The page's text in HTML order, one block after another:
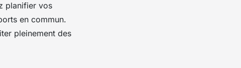
planifier vos
en commun.
pleinement des